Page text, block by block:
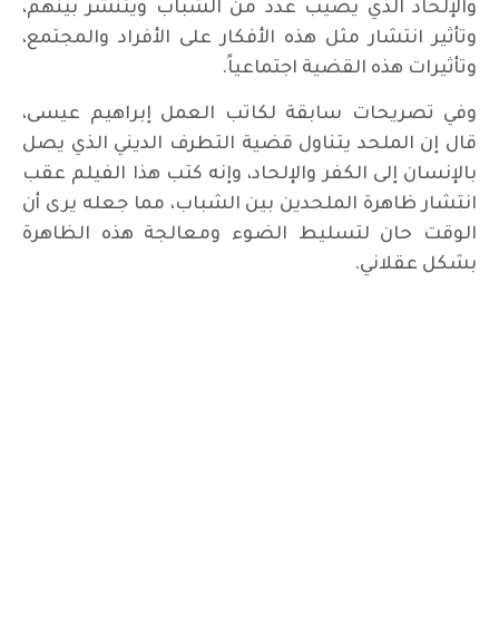
والإلحاد الذي يصيب عدد من الشباب ويتنشر بينهم،
وتأثير انتشار مثل هذه الأفكار على الأفراد والمجتمع،
وتأثيرات هذه القضية اجتماعياً.
وفي تصريحات سابقة لكاتب العمل إبراهيم عيسى،
قال إن الملحد يتناول قضية التطرف الديني الذي يصل
بالإنسان إلى الكفر والإلحاد، وإنه كتب هذا الفيلم عقب
انتشار ظاهرة الملحدين بين الشباب، مما جعله يرى أن
الوقت حان لتسليط الضوء ومعالجة هذه الظاهرة
بشكل عقلاني.